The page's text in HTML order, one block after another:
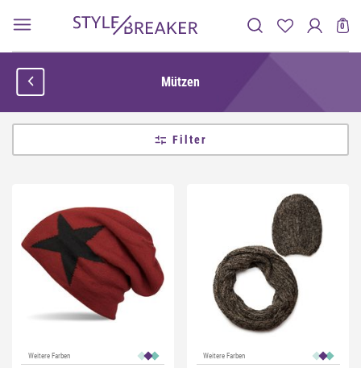
0
Mützen
Filter
Weitere Farben Weitere Farben